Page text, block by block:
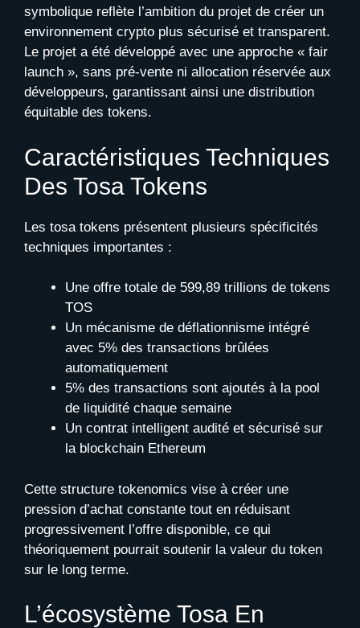
symbolique reflète l’ambition du projet de créer un
environnement crypto plus sécurisé et transparent.
Le projet a été développé avec une approche « fair
launch », sans pré-vente ni allocation réservée aux
développeurs, garantissant ainsi une distribution
équitable des tokens.
Caractéristiques Techniques
Des Tosa Tokens
Les tosa tokens présentent plusieurs spécificités
techniques importantes :
Une offre totale de 599,89 trillions de tokens
TOS
Un mécanisme de déflationnisme intégré
avec 5% des transactions brûlées
automatiquement
5% des transactions sont ajoutés à la pool
de liquidité chaque semaine
Un contrat intelligent audité et sécurisé sur
la blockchain Ethereum
Cette structure tokenomics vise à créer une
pression d’achat constante tout en réduisant
progressivement l’offre disponible, ce qui
théoriquement pourrait soutenir la valeur du token
sur le long terme.
L’écosystème Tosa En